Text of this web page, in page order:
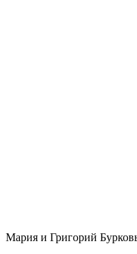
Мария и Григорий